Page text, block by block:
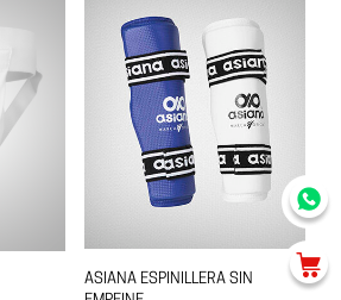
ASIANA ESPINILLERA SIN